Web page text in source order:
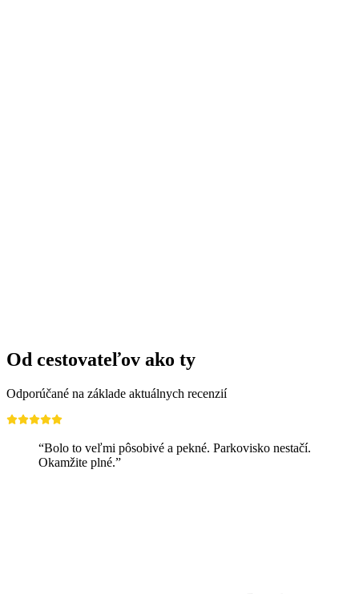
Od cestovateľov ako ty
Odporúčané na základe aktuálnych recenzií
“Bolo to veľmi pôsobivé a pekné. Parkovisko nestačí.
Okamžite plné.”